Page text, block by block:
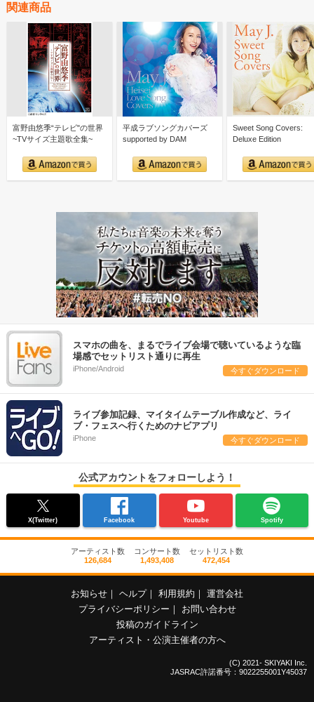
関連商品
富野由悠季“テレビ"の世界
~TVサイズ主題歌全集~
平成ラブソングカバーズ
supported by DAM
Sweet Song Covers:
Deluxe Edition
スマホの曲を、まるでライブ会場で聴いているような臨
場感でセットリスト通りに再生
iPhone/Android 今すぐダウンロード
ライブ参加記録、マイタイムテーブル作成など、ライ
ブ・フェスへ行くためのナビアプリ
iPhone 今すぐダウンロード
公式アカウントをフォローしよう！
X(Twitter) Facebook Youtube Spotify
アーティスト数
126,684
コンサート数
1,493,408
セットリスト数
472,454
お知らせ ｜ ヘルプ｜ 利用規約 ｜ 運営会社
プライバシーポリシー ｜
お問い合わせ
投稿のガイドライン
アーティスト・公演主催者の方へ
(C) 2021- SKIYAKI Inc.
JASRAC許諾番号：9022255001Y45037